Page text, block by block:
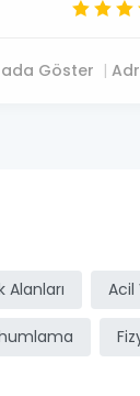
Göster
Alanları Acil